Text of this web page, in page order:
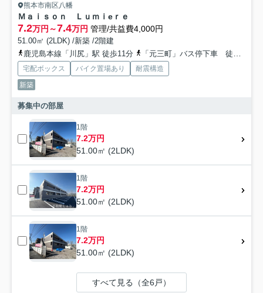
熊本市南区八幡
Ｍａｉｓｏｎ Ｌｕｍｉeｒｅ
7.2万円～7.4万円 管理/共益費4,000円
51.00㎡ (2LDK) /新築 /2階建
鹿児島本線「川尻」駅 徒歩11分
「元三町」バス停下車 徒歩7分
宅配ボックス バイク置場あり
耐震構造
新築
募集中の部屋
1階
7.2万円
51.00㎡ (2LDK)
1階
7.2万円
51.00㎡ (2LDK)
1階
7.2万円
51.00㎡ (2LDK)
すべて見る（全6戸）